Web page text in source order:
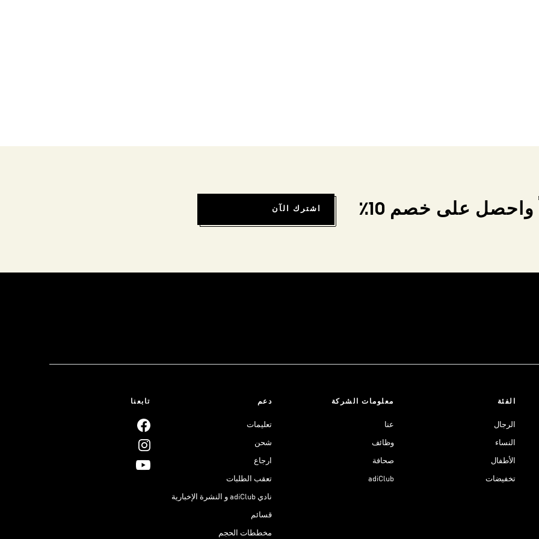
على خصم 10٪ اشترك الآن
الفئة
الرجال
النساء
الأطفال
تخفيضات
معلومات الشركة
عنا
وظائف
صحافة
adiClub
دعم
تعليمات
شحن
ارجاع
تعقب الطلبات
نادي adiClub و النشرة الإخبارية
قسائم
مخططات الحجم
تابعنا